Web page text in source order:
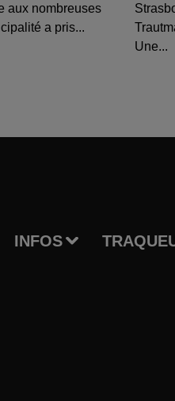
aux nombreuses
a pris...
Une...
INFOS